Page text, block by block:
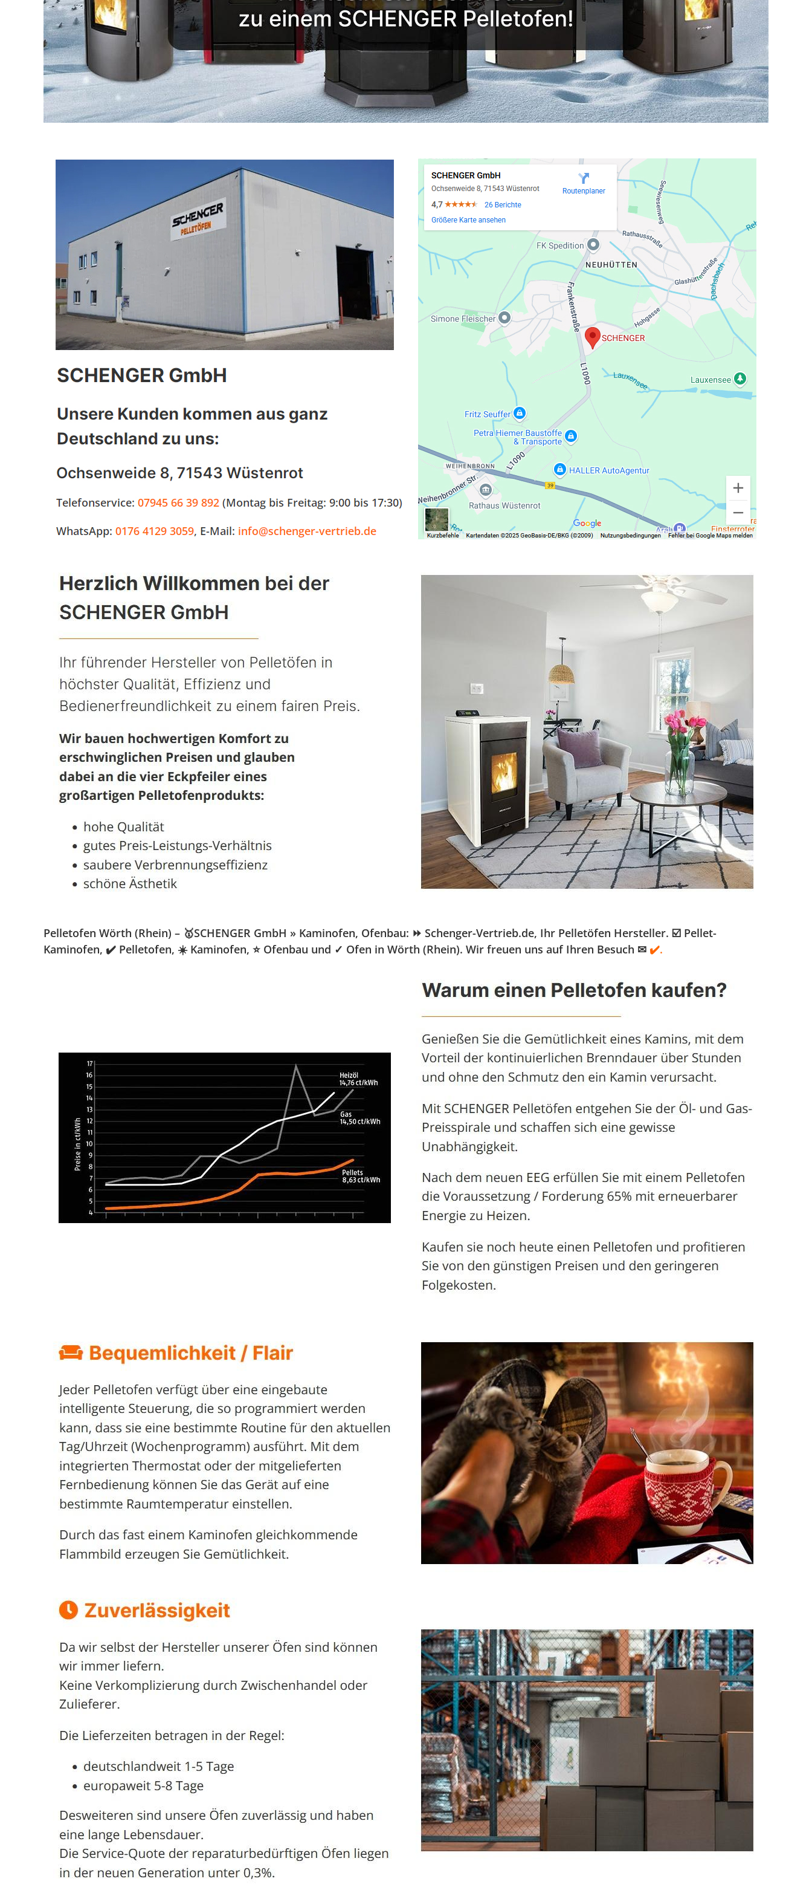
Pelletofen Wörth (Rhein) – 🥇SCHENGER GmbH » Kaminofen, Ofenbau: ⏩ Schenger-Vertrieb.de, Ihr Pelletöfen Hersteller. ☑️ Pellet-
Kaminofen, ✔️ Pelletofen, ☀️ Kaminofen, ⭐ Ofenbau und ✓ Ofen in Wörth (Rhein). Wir freuen uns auf Ihren Besuch ✉ ✔️.